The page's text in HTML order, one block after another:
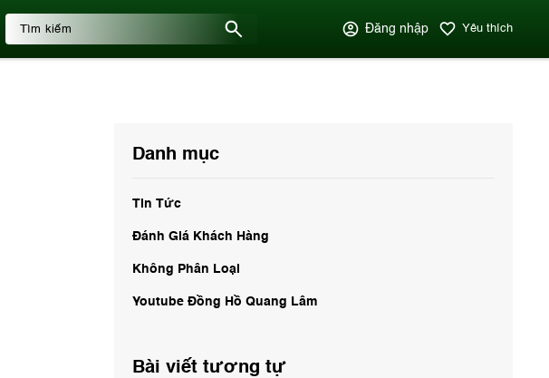
Đăng nhập Yêu thích
Danh mục
Tin Tức
Đánh Giá Khách Hàng
Không Phân Loại
Youtube Đồng Hồ Quang Lâm
Bài viết tương tự